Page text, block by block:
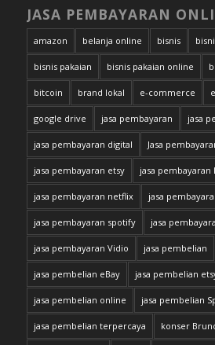
JASA PEMBAYARAN
amazon belanja online bisnis
bisnis pakaian bisnis pakaian online
bitcoin brand lokal e-commerce
google drive jasa pembayaran jasa
jasa pembayaran digital Jasa
jasa pembayaran etsy jasa
jasa pembayaran netflix jasa
jasa pembayaran spotify jasa
jasa pembayaran Vidio jasa pembelian
jasa pembelian eBay jasa pembelian
jasa pembelian online jasa pembelian
jasa pembelian terpercaya konser